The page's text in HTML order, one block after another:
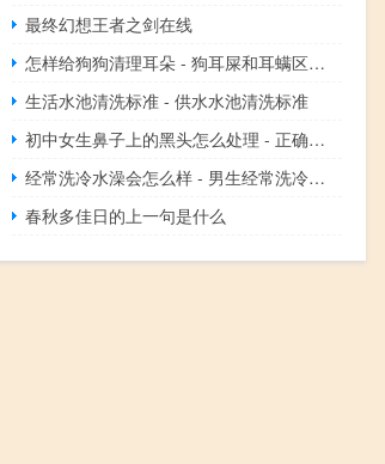
最终幻想王者之剑在线
怎样给狗狗清理耳朵 - 狗耳屎和耳螨区别图片
生活水池清洗标准 - 供水水池清洗标准
初中女生鼻子上的黑头怎么处理 - 正确清理鼻子上的黑头
经常洗冷水澡会怎么样 - 男生经常洗冷水澡有什么危害
春秋多佳日的上一句是什么